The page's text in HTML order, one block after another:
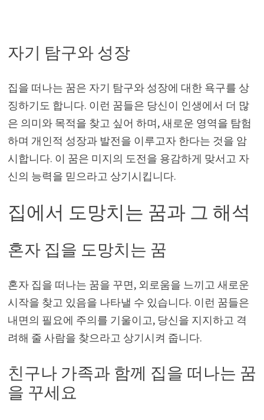
자기 탐구와 성장
집을 떠나는 꿈은 자기 탐구와 성장에 대한 욕구를 상
징하기도 합니다. 이런 꿈들은 당신이 인생에서 더 많
은 의미와 목적을 찾고 싶어 하며, 새로운 영역을 탐험
하며 개인적 성장과 발전을 이루고자 한다는 것을 암
시합니다. 이 꿈은 미지의 도전을 용감하게 맞서고 자
신의 능력을 믿으라고 상기시킵니다.
집에서 도망치는 꿈과 그 해석
혼자 집을 도망치는 꿈
혼자 집을 떠나는 꿈을 꾸면, 외로움을 느끼고 새로운
시작을 찾고 있음을 나타낼 수 있습니다. 이런 꿈들은
내면의 필요에 주의를 기울이고, 당신을 지지하고 격
려해 줄 사람을 찾으라고 상기시켜 줍니다.
친구나 가족과 함께 집을 떠나는 꿈
을 꾸세요